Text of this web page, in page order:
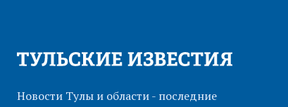
Новости Тулы и области - последние